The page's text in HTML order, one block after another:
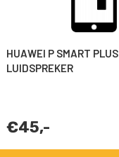
HUAWEI P SMART PLUS
LUIDSPREKER
€45,-